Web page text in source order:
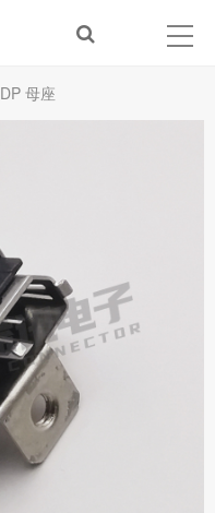
DP 母座